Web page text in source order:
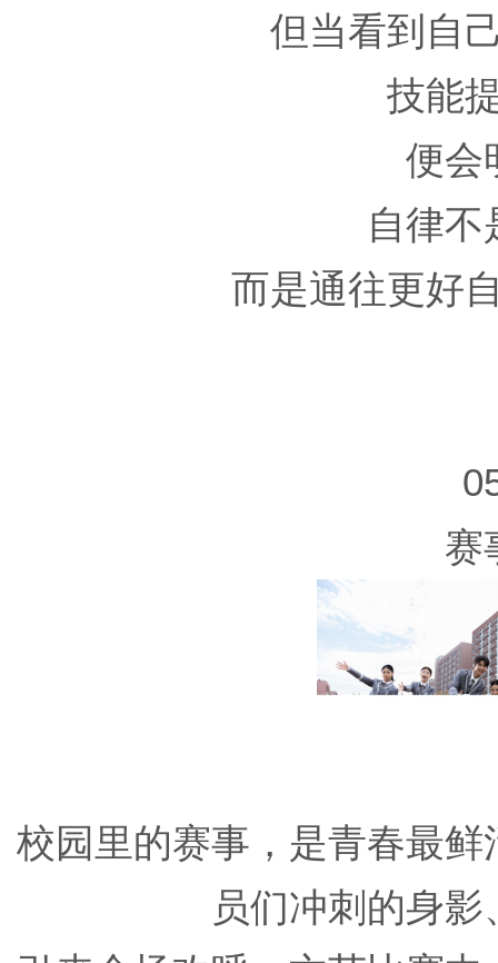
但当看到自
技能
便会
自律不
而是通往更好
赛
校园里的赛事，是青春最
员们冲刺的身